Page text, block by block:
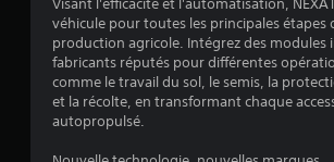
véhicule pour toutes les principales étapes
production agricole. Intégrez des modules
fabricants réputés pour différentes
comme le travail du sol, le semis, la
et la récolte, en transformant chaque
autopropulsé.